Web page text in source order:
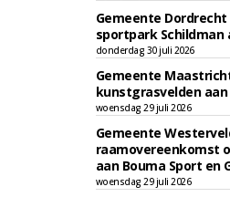
Gemeente
sportpark Schildman
donderdag 30 juli 2026
Gemeente
kunstgrasvelden aan
woensdag 29 juli 2026
Gemeente
raamovereenkomst
aan Bouma Sport en
woensdag 29 juli 2026